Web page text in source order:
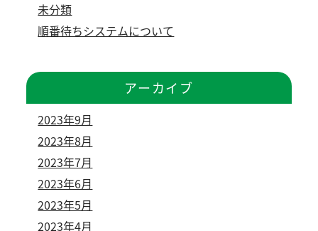
未分類
順番待ちシステムについて
アーカイブ
2023年9月
2023年8月
2023年7月
2023年6月
2023年5月
2023年4月